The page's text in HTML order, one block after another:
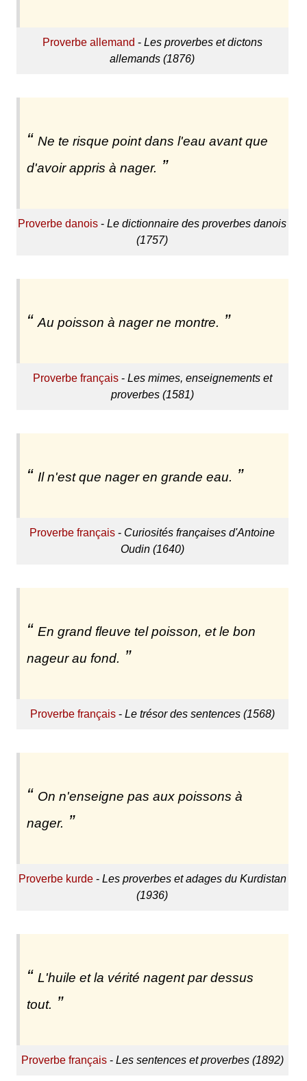
Proverbe allemand - Les proverbes et dictons
allemands (1876)
Ne te risque point dans l'eau avant que
d'avoir appris à nager.
Proverbe danois -Le dictionnaire des proverbes danois
(1757)
Au poisson à nager ne montre.
Proverbe français- Les mimes, enseignements et
proverbes (1581)
Il n'est que nager en grande eau.
Proverbe français - Curiosités françaises d'Antoine
Oudin (1640)
En grand fleuve tel poisson, et le bon
nageur au fond.
Proverbe français- Le trésor des sentences (1568)
On n'enseigne pas aux poissons à
nager.
Proverbe kurde- Les proverbes et adages du Kurdistan
(1936)
L'huile et la vérité nagent par dessus
tout.
Proverbe français- Les sentences et proverbes (1892)